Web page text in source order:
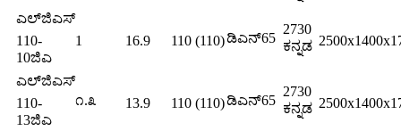
ಎಲ್‌ಜಿಎಸ್
110-
10ಜಿಎ
1 16.9 110 (110)ಡಿಎನ್65
2730
ಕನ್ನಡ
ಎಲ್‌ಜಿಎಸ್
110-
13ಜಿಎ
೧.೩ 13.9 110 (110)ಡಿಎನ್65
2730
ಕನ್ನಡ